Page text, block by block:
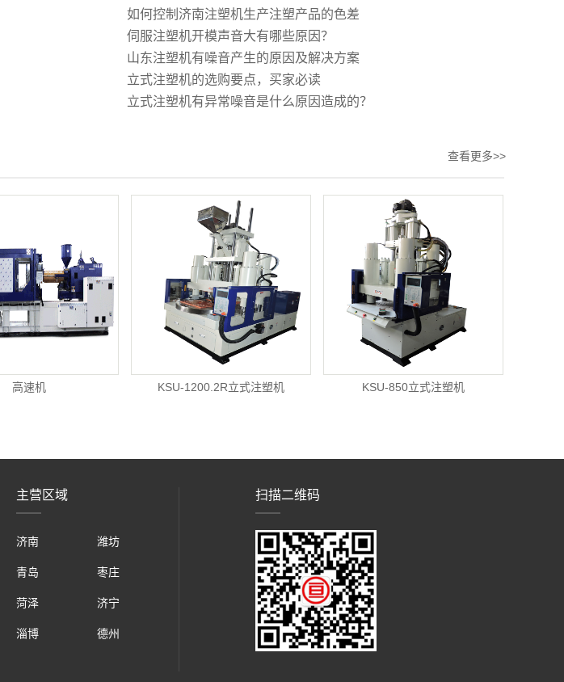
如何控制济南注塑机生产注塑产品的色差
伺服注塑机开模声音大有哪些原因？
山东注塑机有噪音产生的原因及解决方案
立式注塑机的选购要点，买家必读
立式注塑机有异常噪音是什么原因造成的？
查看更多>>
高速机 KSU-1200.2R立式注塑机 KSU-850立式注塑机
主营区域
济南 潍坊
青岛 枣庄
菏泽 济宁
淄博 德州
扫描二维码